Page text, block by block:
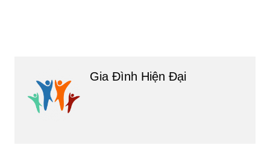
Gia Đình Hiện Đại